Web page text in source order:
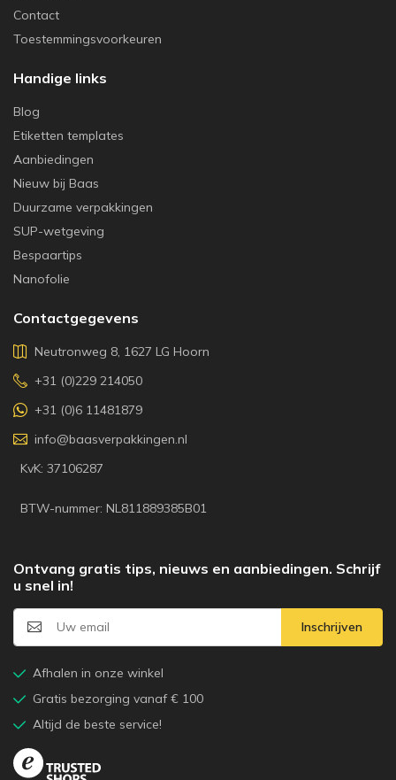
Contact
Toestemmingsvoorkeuren
Handige links
Blog
Etiketten templates
Aanbiedingen
Nieuw bij Baas
Duurzame verpakkingen
SUP-wetgeving
Bespaartips
Nanofolie
Contactgegevens
Neutronweg 8, 1627 LG Hoorn
+31 (0)229 214050
+31 (0)6 11481879
info@baasverpakkingen.nl
KvK: 37106287
BTW-nummer: NL811889385B01
Ontvang gratis tips, nieuws en aanbiedingen. Schrijf
u snel in!
Inschrijven
Afhalen in onze winkel
Gratis bezorging vanaf € 100
Altijd de beste service!